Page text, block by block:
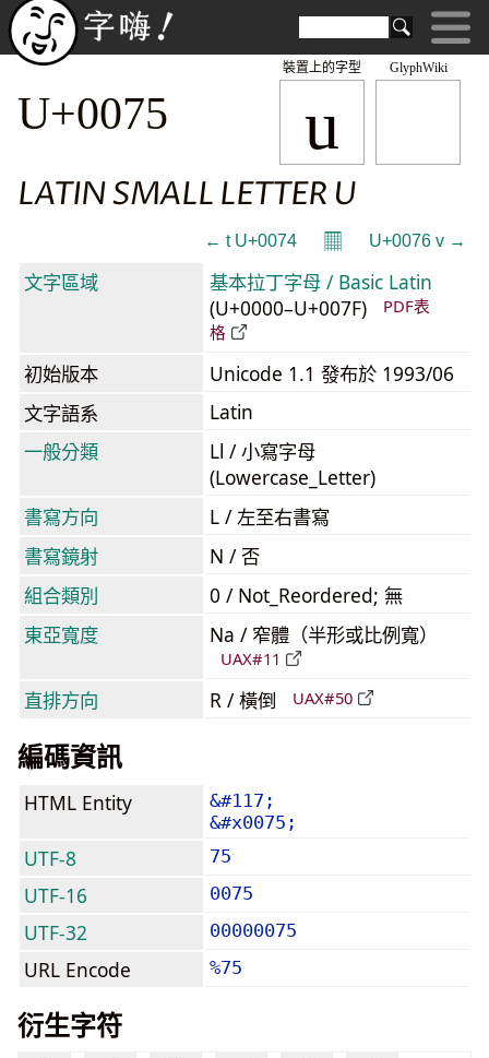
GlyphWiki
u
裝置上的字型
U+0075
LATIN SMALL LETTER U
← t U+0074 𝄜 U+0076 v →
文字區域
基本拉丁字母 / Basic Latin
(U+0000–U+007F)
PDF表
格
初始版本
Unicode 1.1 發布於 1993/06
文字語系
Latin
一般分類
Ll / 小寫字母
(Lowercase_Letter)
書寫方向
L / 左至右書寫
書寫鏡射
N / 否
組合類別
0 / Not_Reordered; 無
東亞寬度
Na / 窄體（半形或比例寬）
UAX#11
直排方向 R / 橫倒 UAX#50
編碼資訊
HTML Entity
&#117;
&#x0075;
UTF-8 75
UTF-16 0075
UTF-32 00000075
URL Encode %75
衍生字符